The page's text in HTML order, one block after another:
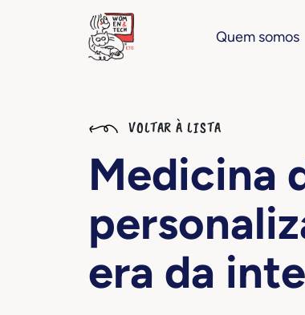
Quem somos
VOLTAR À LISTA
Medicina
era da